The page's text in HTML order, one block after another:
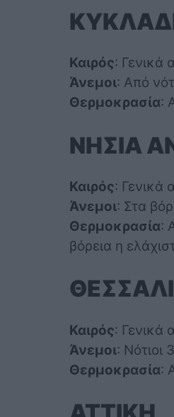
Καιρός: Γενικά
Άνεμοι: Από
Θερμοκρασία:
ΝΗΣΙΑ
Καιρός: Γενικά
Άνεμοι: Στα
Θερμοκρασία:
βόρεια η
Καιρός: Γενικά
Άνεμοι: Νότιοι
Θερμοκρασία: